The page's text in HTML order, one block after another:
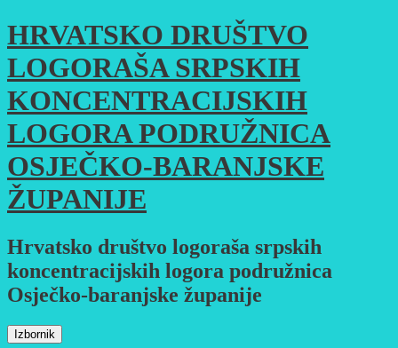
Skoči
do
sadržaja
HRVATSKO DRUŠTVO
LOGORAŠA SRPSKIH
KONCENTRACIJSKIH
LOGORA PODRUŽNICA
OSJEČKO-BARANJSKE
ŽUPANIJE
Hrvatsko društvo logoraša srpskih
koncentracijskih logora podružnica
Osječko-baranjske županije
Izbornik